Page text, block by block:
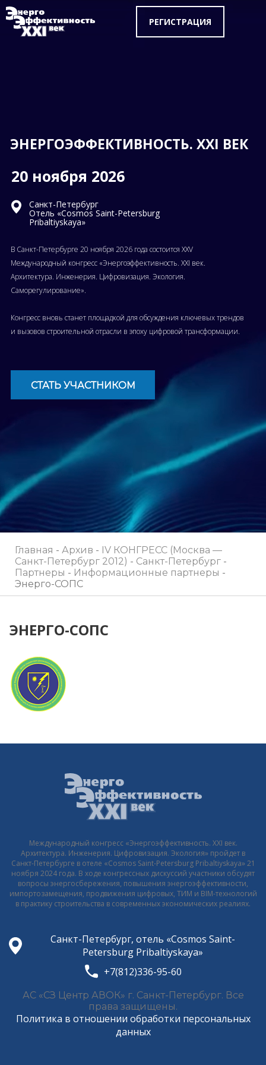
РЕГИСТРАЦИЯ
ЭНЕРГОЭФФЕКТИВНОСТЬ. XXI ВЕК
20 ноября 2026
В Санкт-Петербурге 20 ноября 2026 года состоится XXV
Международный конгресс «Энергоэффективность. XXI век.
Архитектура. Инженерия. Цифровизация. Экология.
Саморегулирование».
Конгресс вновь станет площадкой для обсуждения ключевых трендов
и вызовов строительной отрасли в эпоху цифровой трансформации.
Санкт-Петербург
Отель «Cosmos Saint-Petersburg
Pribaltiyskaya»
СТАТЬ УЧАСТНИКОМ
Главная - Архив - IV КОНГРЕСС (Москва —
Санкт-Петербург 2012) - Санкт-Петербург -
Партнеры - Информационные партнеры -
Энерго-СОПС
ЭНЕРГО-СОПС
Международный конгресс «Энергоэффективность. XXI век.
Архитектура. Инженерия. Цифровизация. Экология» пройдет в
Санкт-Петербурге в отеле «Cosmos Saint-Petersburg Pribaltiyskaya» 21
ноября 2024 года. В ходе конгрессных дискуссий участники обсудят
вопросы энергосбережения, повышения энергоэффективности,
импортозамещения, продвижения цифровых, ТИМ и BIM-технологий
в практику строительства в современных экономических реалиях.
Санкт-Петербург, отель «Cosmos Saint-
Petersburg Pribaltiyskaya»
+7(812)336-95-60
АС «СЗ Центр АВОК» г. Санкт-Петербург. Все
права защищены.
Политика в отношении обработки персональных
данных